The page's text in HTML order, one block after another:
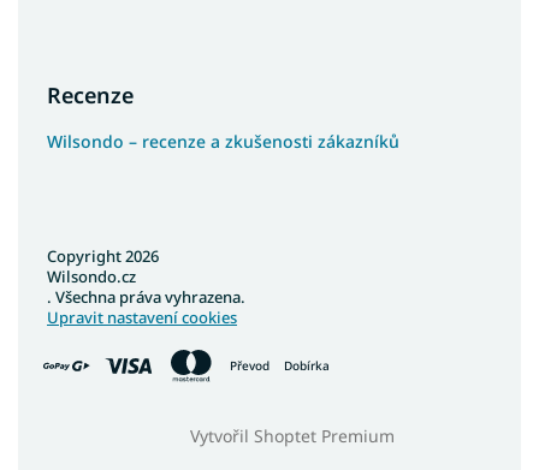
Recenze
Wilsondo – recenze a zkušenosti zákazníků
Převod Dobírka
Vytvořil Shoptet Premium
Copyright 2026
Wilsondo.cz
. Všechna práva vyhrazena.
Upravit nastavení cookies